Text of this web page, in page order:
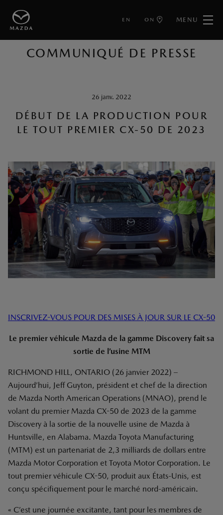
EN ON MENU
RETOUR AUX ARTICLES
COMMUNIQUÉ DE PRESSE
26 janv. 2022
DÉBUT DE LA PRODUCTION POUR
LE TOUT PREMIER CX-50 DE 2023
INSCRIVEZ-VOUS POUR DES MISES À JOUR SUR LE CX-50
Le premier véhicule Mazda de la gamme Discovery fait sa
sortie de l’usine MTM
RICHMOND HILL, ONTARIO (26 janvier 2022) –
Aujourd’hui, Jeff Guyton, président et chef de la direction
de Mazda North American Operations (MNAO), prend le
volant du premier Mazda CX-50 de 2023 de la gamme
Discovery à la sortie de la nouvelle usine de Mazda à
Huntsville, en Alabama. Mazda Toyota Manufacturing
(MTM) est un partenariat de 2,3 milliards de dollars entre
Mazda Motor Corporation et Toyota Motor Corporation. Le
tout premier véhicule CX-50, produit aux États-Unis, est
conçu spécifiquement pour le marché nord-américain.
« C’est une journée excitante, tant pour les membres de